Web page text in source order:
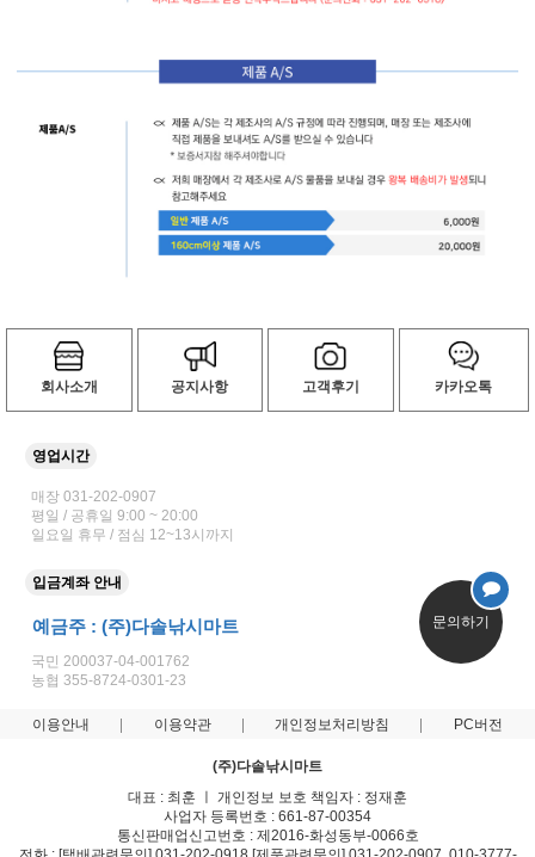
회사소개 공지사항 고객후기 카카오톡
영업시간
매장 031-202-0907
평일 / 공휴일 9:00 ~ 20:00
일요일 휴무 / 점심 12~13시까지
입금계좌 안내
예금주 : (주)다솔낚시마트
국민 200037-04-001762
농협 355-8724-0301-23
문의하기
이용안내 이용약관 개인정보처리방침 PC버전
(주)다솔낚시마트
대표 : 최훈 ㅣ 개인정보 보호 책임자 : 정재훈
사업자 등록번호 : 661-87-00354
통신판매업신고번호 : 제2016-화성동부-0066호